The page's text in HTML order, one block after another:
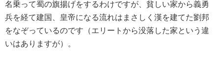
名乗って蜀の旗揚げをするわけですが、貧しい家から義勇
兵を経て建国、皇帝になる流れはまさしく漢を建てた劉邦
をなぞっているのです（エリートから没落した家という違
いはありますが）。